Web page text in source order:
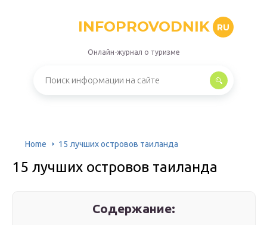
INFOPROVODNIK RU
Онлайн-журнал о туризме
Home 15 лучших островов таиланда
15 лучших островов таиланда
Содержание: